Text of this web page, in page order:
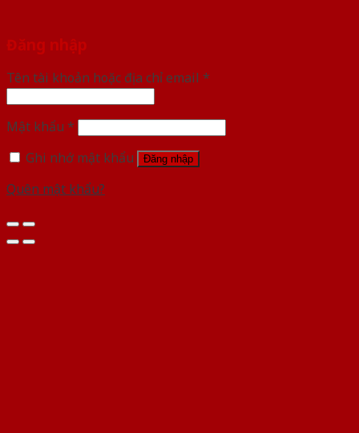
Đăng nhập
Tên tài khoản hoặc địa chỉ email *
Mật khẩu *
Ghi nhớ mật khẩu
Đăng nhập
Quên mật khẩu?